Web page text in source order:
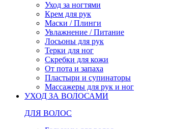
Уход за ногтями
Крем для рук
Маски / Плинги
Увлажнение / Питание
Лосьоны для рук
Терки для ног
Скребки для кожи
От пота и запаха
Пластыри и супинаторы
Массажеры для рук и ног
УХОД ЗА ВОЛОСАМИ
ДЛЯ ВОЛОС